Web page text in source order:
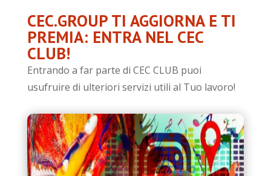
CEC.GROUP TI AGGIORNA E TI
PREMIA: ENTRA NEL CEC
CLUB!
Entrando a far parte di CEC CLUB puoi
usufruire di ulteriori servizi utili al Tuo lavoro!